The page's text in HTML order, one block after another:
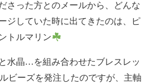
さった方とのメールから、どんな
ジしていた時に出てきたのは、ピ
トルマリン
水晶…を組み合わせたブレスレッ
ビーズを発注したのですが、主軸